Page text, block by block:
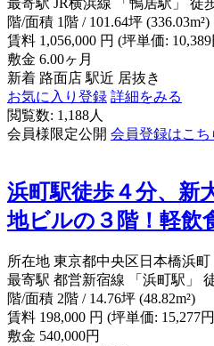
最寄駅 JR横浜線 「鴨居駅」 徒
階/面積 1階 / 101.64坪 (336.03m²)
賃料 1,056,000 円 (坪単価:
敷金 6.00ヶ月
新着 路面店 駅近 居抜き
お気に入り登録 詳細をみる
閲覧数: 1,188人
会員様限定公開 会員登録はこち
浜町駅徒歩４分、新
地ビルの３階！軽飲
所在地 東京都中央区日本橋浜町
最寄駅 都営新宿線 「浜町駅」
階/面積 2階 / 14.76坪 (48.82m²)
賃料 198,000 円 (坪単価: 15,277
敷金 540,000円